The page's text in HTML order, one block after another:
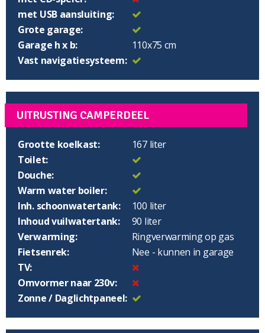
met USB aansluiting:
Grote garage:
Garage h x b:
110x75 cm
Vast navigatiesysteem:
UITRUSTING CAMPERDEEL
Grootte koelkast:
167 liter
Toilet:
Douche:
Warm water boiler:
Inh. schoonwatertank:
100 liter
Inhoud vuilwatertank:
90 liter
Verwarming:
Ringverwarming op gas
Fietsenrek:
Nee - kunnen in garage
TV:
Omvormer naar 230v:
Zonne / Daglichtpaneel: